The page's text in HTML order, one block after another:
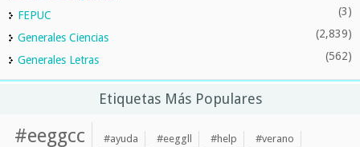
FEPUC (3)
Generales Ciencias (2,839)
Generales Letras (562)
Etiquetas Más Populares
#eeggcc #ayuda #eeggll #help
#verano